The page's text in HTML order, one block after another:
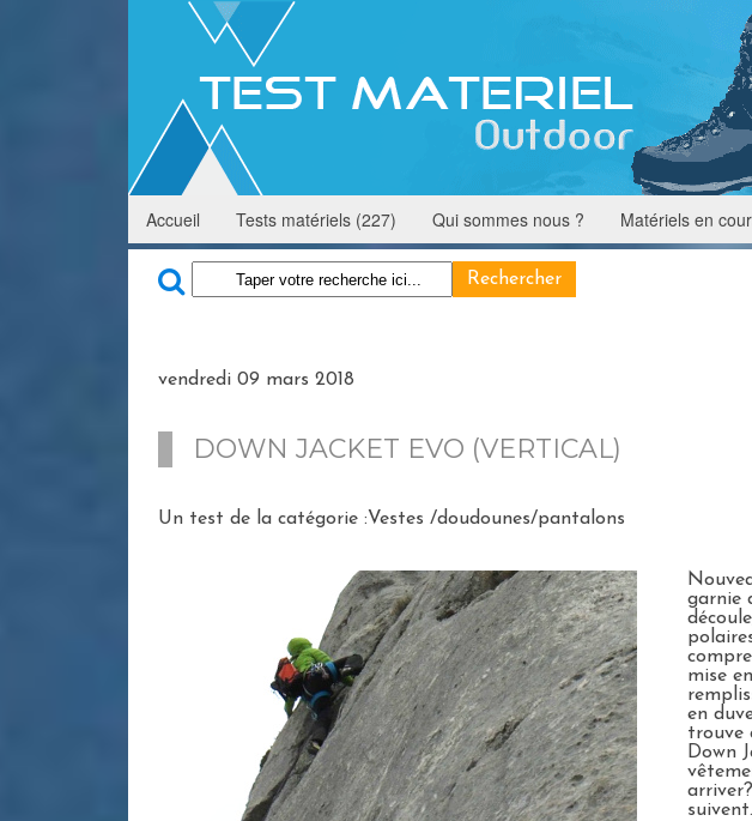
Accueil Tests matériels (227) Qui sommes nous ? Matériels en
vendredi 09 mars 2018
DOWN JACKET EVO (VERTICAL)
Un test de la catégorie :Vestes /doudounes/pantalons
garnie
mise
en
trouve
Down